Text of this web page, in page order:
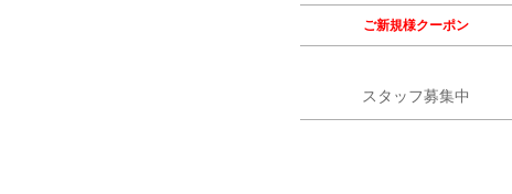
ご新規様クーポン
スタッフ募集中